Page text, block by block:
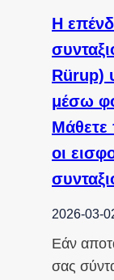
Η
Rürup)
μέσω
οι
2026-03-
Εάν
σας